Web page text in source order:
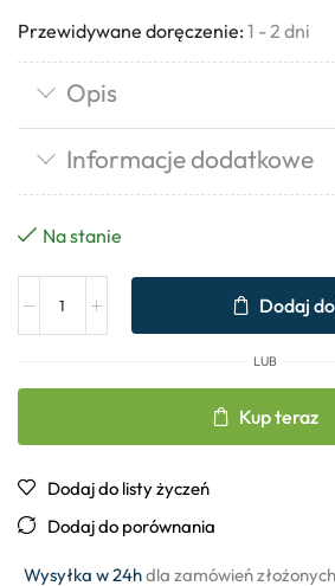
Przewidywane doręczenie: 1 - 2 dni
Opis
Informacje dodatkowe
Na stanie
Dodaj
LUB
Kup teraz
Dodaj do listy życzeń
Dodaj do porównania
Wysyłka w 24hdla zamówień